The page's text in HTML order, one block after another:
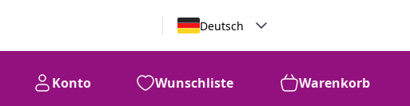
Deutsch
Konto Wunschliste Warenkorb